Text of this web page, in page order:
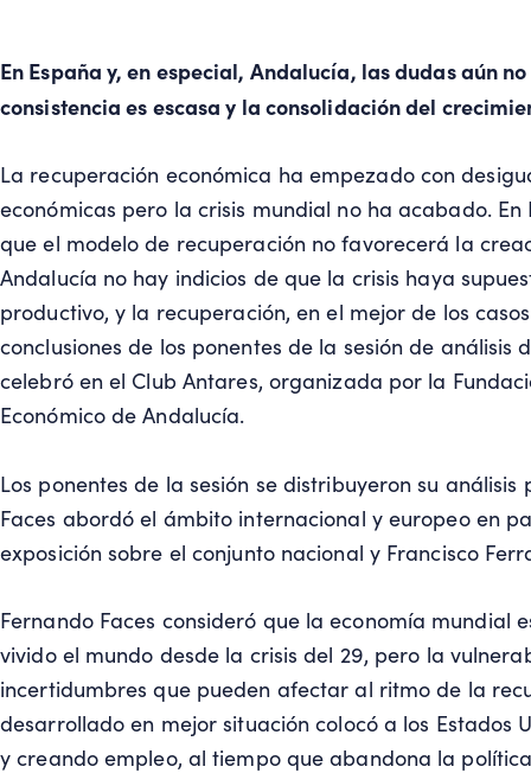
En España y, en especial, Andalucía, las dudas aún
consistencia es escasa y la consolidación del
La recuperación económica ha empezado con
económicas pero la crisis mundial no ha acabado.
que el modelo de recuperación no favorecerá la
Andalucía no hay indicios de que la crisis haya
productivo, y la recuperación, en el mejor de los
conclusiones de los ponentes de la sesión de análisis
celebró en el Club Antares, organizada por la
Económico de Andalucía.
Los ponentes de la sesión se distribuyeron su
Faces abordó el ámbito internacional y europeo en
exposición sobre el conjunto nacional y Francisco
Fernando Faces consideró que la economía mundial
vivido el mundo desde la crisis del 29, pero la
incertidumbres que pueden afectar al ritmo de la
desarrollado en mejor situación colocó a los Estados
y creando empleo, al tiempo que abandona la